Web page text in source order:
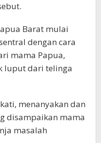
Barat mulai
dengan cara
mama Papua,
luput dari telinga
menanyakan dan
disampaikan mama
masalah